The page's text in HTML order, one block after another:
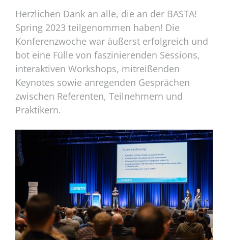
Herzlichen Dank an alle, die an der BASTA!
Spring 2023 teilgenommen haben! Die
Konferenzwoche war äußerst erfolgreich und
bot eine Fülle von faszinierenden Sessions,
interaktiven Workshops, mitreißenden
Keynotes sowie anregenden Gesprächen
zwischen Referenten, Teilnehmern und
Praktikern.